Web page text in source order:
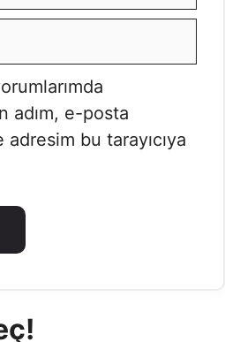
adım, e-posta
bu tarayıcıya